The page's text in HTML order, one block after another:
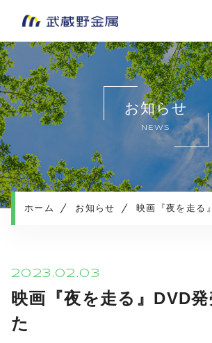
ホーム
武蔵野金属について
会社情報
営業所一覧
取扱品目
許可証一覧
お知らせ
お知らせ
NEWS
ホーム お知らせ
2023.02.03
映画『夜を走る』DVD
た